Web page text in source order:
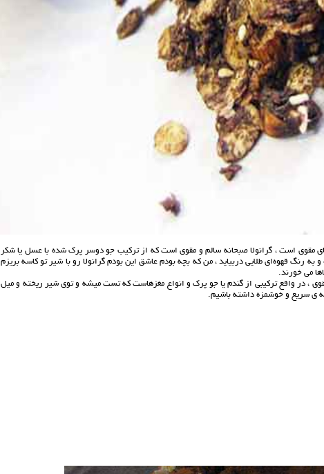
مقوی است ، گرانولا صبحانه سالم و مقوی است که از ترکیب جو دوسر پرک شده با عسل یا شکر
به رنگ قهوه‌ای طلایی دربیاید ، من که بچه بودم عاشق این بودم گرانولا رو با شیر تو کاسه بریزم
می خورند.
، در واقع ترکیبی از گندم یا جو پرک و انواع مغزهاست که تست میشه و توی شیر ریخته و میل
ی سریع و خوشمزه داشته باشیم.